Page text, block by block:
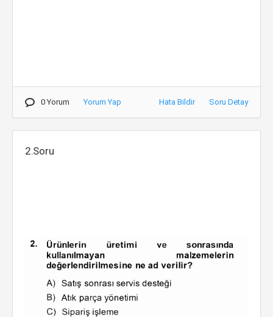
0 Yorum Yorum Yap Hata Bildir Soru Detay
2.Soru